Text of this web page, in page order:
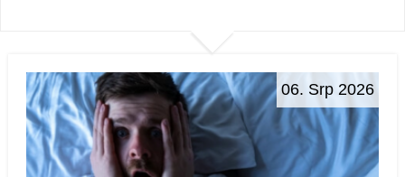
06. Srp 2026